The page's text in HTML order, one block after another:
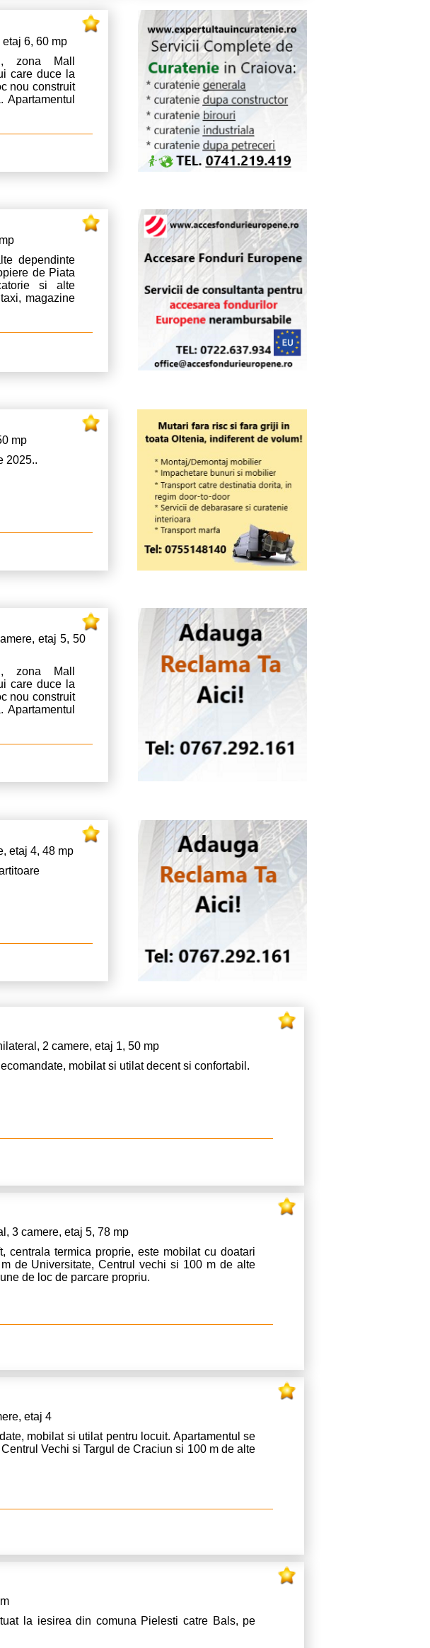
6, 60 mp
zona Mall
care duce la
nou construit
dependinte
de Piata
si alte
magazine
mp
2025..
etaj 5, 50
zona Mall
care duce la
nou construit
etaj 4, 48 mp
2 camere, etaj 1, 50 mp
mobilat si utilat decent si confortabil.
3 camere, etaj 5, 78 mp
centrala termica proprie, este mobilat cu doatari
de Universitate, Centrul vechi si 100 m de alte
de loc de parcare propriu.
etaj 4
mobilat si utilat pentru locuit. Apartamentul se
Vechi si Targul de Craciun si 100 m de alte
la iesirea din comuna Pielesti catre Bals, pe